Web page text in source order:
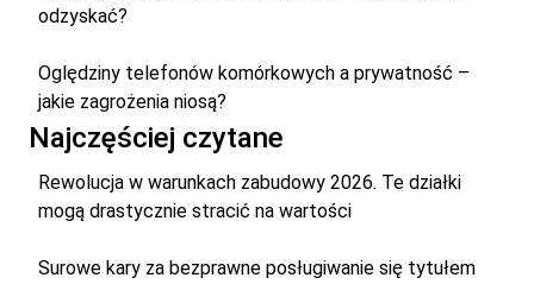
odzyskać?
Oględziny telefonów komórkowych a prywatność –
jakie zagrożenia niosą?
Najczęściej czytane
Rewolucja w warunkach zabudowy 2026. Te działki
mogą drastycznie stracić na wartości
Surowe kary za bezprawne posługiwanie się tytułem